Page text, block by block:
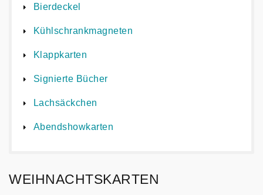
Bierdeckel
Kühlschrankmagneten
Klappkarten
Signierte Bücher
Lachsäckchen
Abendshowkarten
WEIHNACHTSKARTEN